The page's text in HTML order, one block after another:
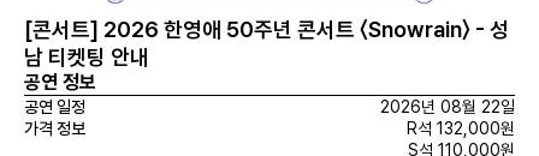
[콘서트] 2026 한영애 50주년 콘서트 〈Snowrain〉 - 성
남 티켓팅 안내
공연 정보
공연 일정
2026년 08월 22일
가격 정보
R석 132,000원
S석 110,000원